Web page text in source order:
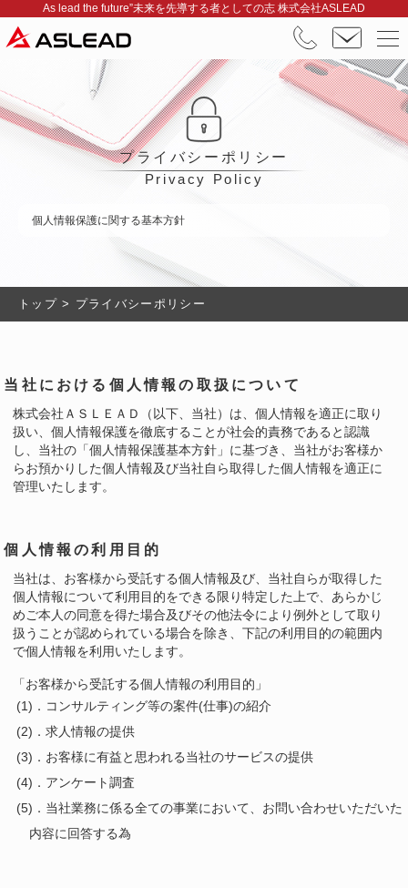
As lead the future”未来を先導する者としての志 株式会社ASLEAD
プライバシーポリシー
Privacy Policy
個人情報保護に関する基本方針
トップ> プライバシーポリシー
当社における個人情報の取扱について
株式会社ＡＳＬＥＡＤ（以下、当社）は、個人情報を適正に取り
扱い、個人情報保護を徹底することが社会的責務であると認識
し、当社の「個人情報保護基本方針」に基づき、当社がお客様か
らお預かりした個人情報及び当社自ら取得した個人情報を適正に
管理いたします。
個人情報の利用目的
当社は、お客様から受託する個人情報及び、当社自らが取得した
個人情報について利用目的をできる限り特定した上で、あらかじ
めご本人の同意を得た場合及びその他法令により例外として取り
扱うことが認められている場合を除き、下記の利用目的の範囲内
で個人情報を利用いたします。
「お客様から受託する個人情報の利用目的」
(1)．コンサルティング等の案件(仕事)の紹介
(2)．求人情報の提供
(3)．お客様に有益と思われる当社のサービスの提供
(4)．アンケート調査
(5)．当社業務に係る全ての事業において、お問い合わせいただいた
内容に回答する為